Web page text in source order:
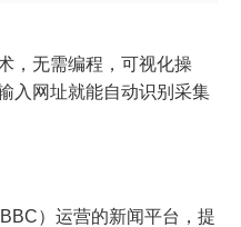
，无需编程，可视化操
入网址就能自动识别采集
）运营的新闻平台，提